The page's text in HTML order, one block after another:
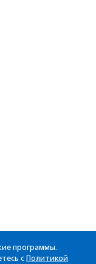
программы.
с Политикой